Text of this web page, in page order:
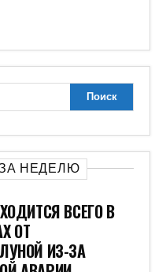
НЕДЕЛЮ
ВСЕГО В
ОТ
ИЗ-ЗА